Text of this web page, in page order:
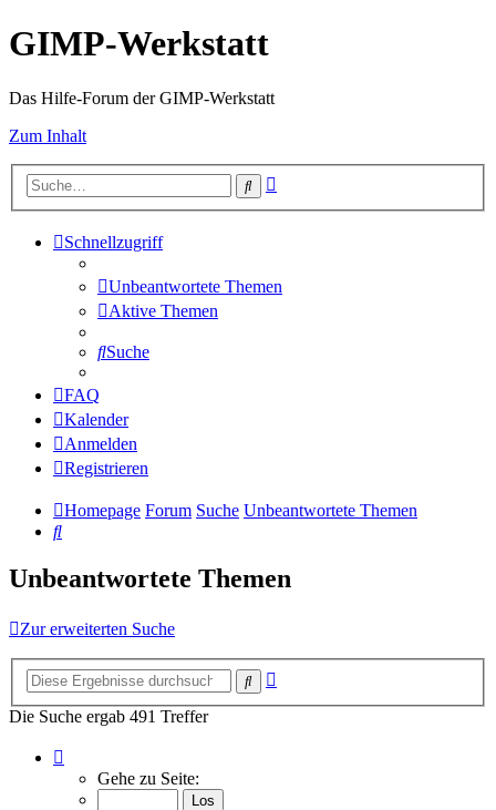
GIMP-Werkstatt
Das Hilfe-Forum der GIMP-Werkstatt
Zum Inhalt
Suche
Schnellzugriff
Unbeantwortete Themen
Aktive Themen
Suche
FAQ
Kalender
Anmelden
Registrieren
Homepage Forum Suche Unbeantwortete Themen
Suche
Unbeantwortete Themen
Zur erweiterten Suche
Suche
Die Suche ergab 491 Treffer
von
Gehe zu Seite: